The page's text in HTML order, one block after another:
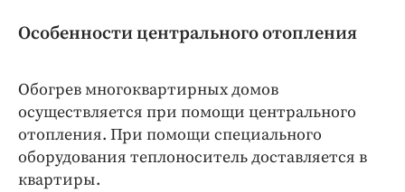
Особенности центрального отопления
Обогрев многоквартирных домов
осуществляется при помощи центрального
отопления. При помощи специального
оборудования теплоноситель доставляется в
квартиры.